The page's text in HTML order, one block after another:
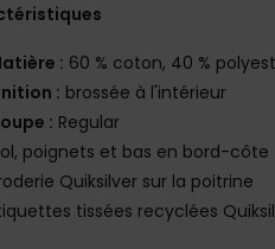
: 60 % coton, 40 %
: brossée à l'intérieur
: Regular
poignets et bas en bord-côte
Quiksilver sur la poitrine
tissées recyclées